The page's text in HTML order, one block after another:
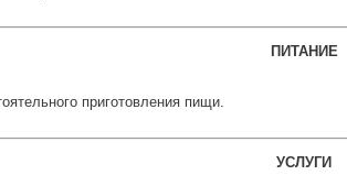
ПИТАНИЕ
приготовления пищи.
УСЛУГИ